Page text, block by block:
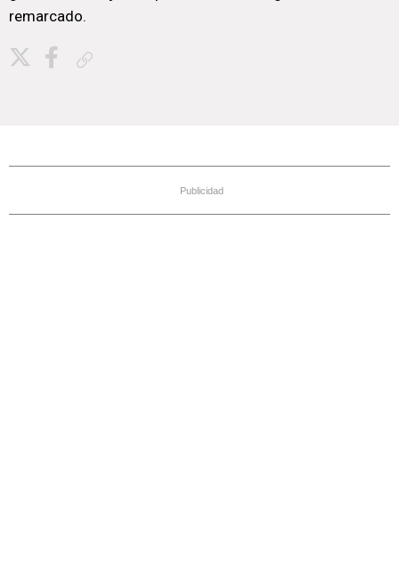
remarcado.
Publicidad